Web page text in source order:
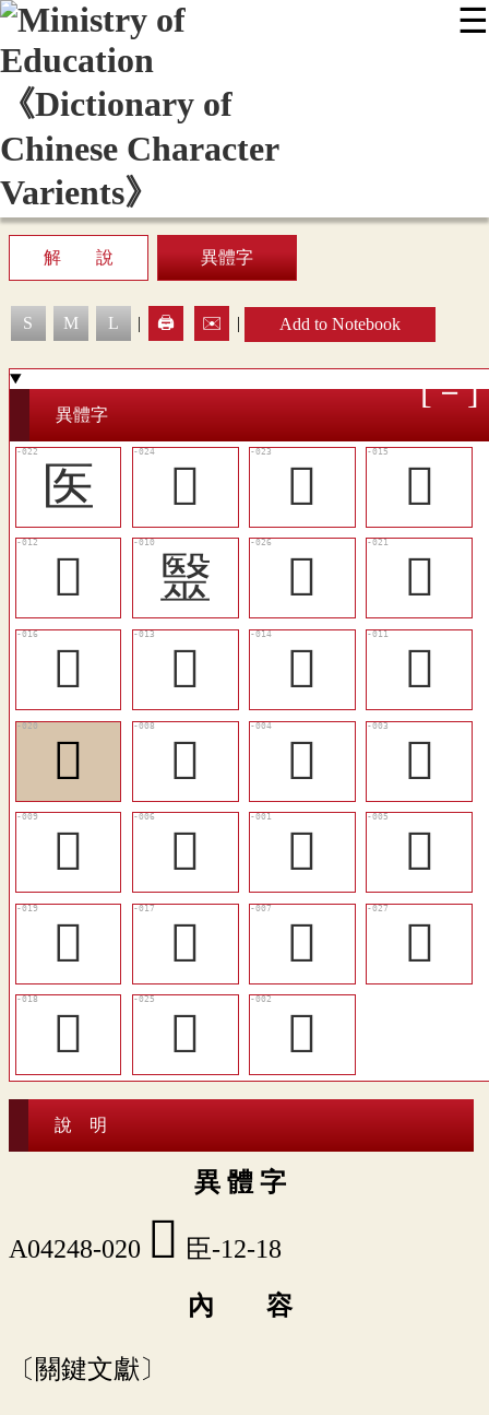
☰
Display Mode
解 說 異體字
S M L | 🖨️ ✉️ | Add to Notebook
異體字
医 󶌏 󶌎
󶌇
󶌄
毉 󶌑
󶌍
󶌈
󶌅 󶌆
󶌃
󶌌
󶌁 󶋽
󶋼
󶌂
󶋿 𨢒
󶋾
󶌋
󶌉 󶌀
󶌒
󶌊
󶌐 󶋻
說 明
異 體 字
A04248-020 󶌌 臣-12-18
內 容
〔關鍵文獻〕